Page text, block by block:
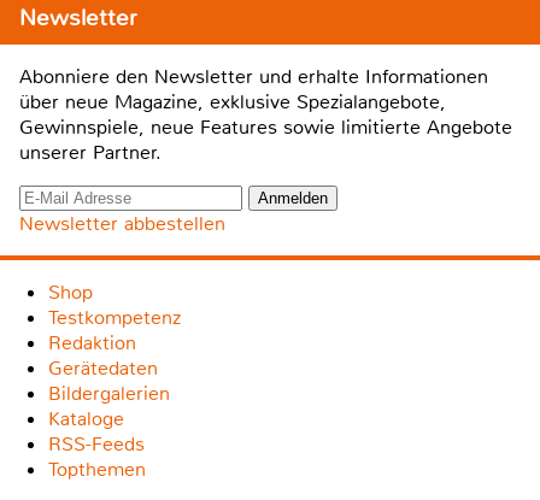
Newsletter
Abonniere den Newsletter und erhalte Informationen
über neue Magazine, exklusive Spezialangebote,
Gewinnspiele, neue Features sowie limitierte Angebote
unserer Partner.
Newsletter abbestellen
Shop
Testkompetenz
Redaktion
Gerätedaten
Bildergalerien
Kataloge
RSS-Feeds
Topthemen